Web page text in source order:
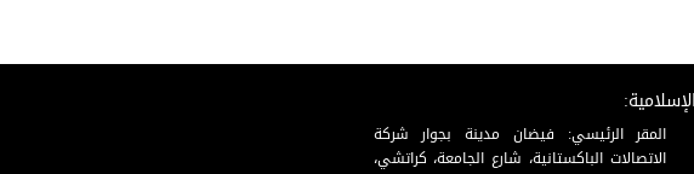
المقر الرئيسي: فيضان مدينة بجوار شركة
الاتصالات الباكستانية، شارع الجامعة، كراتشي،